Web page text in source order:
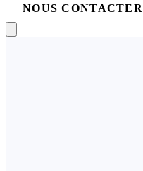
NOUS CONTACTER